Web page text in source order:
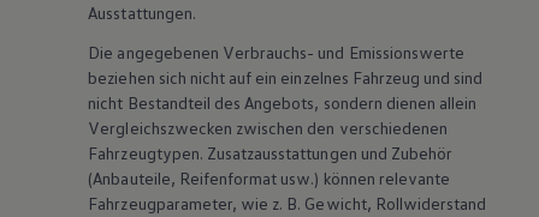
Ausstattungen.
Die angegebenen Verbrauchs- und Emissionswerte
beziehen sich nicht auf ein einzelnes Fahrzeug und sind
nicht Bestandteil des Angebots, sondern dienen allein
Vergleichszwecken zwischen den verschiedenen
Fahrzeugtypen. Zusatzausstattungen und Zubehör
(Anbauteile, Reifenformat usw.) können relevante
Fahrzeugparameter, wie z. B. Gewicht, Rollwiderstand